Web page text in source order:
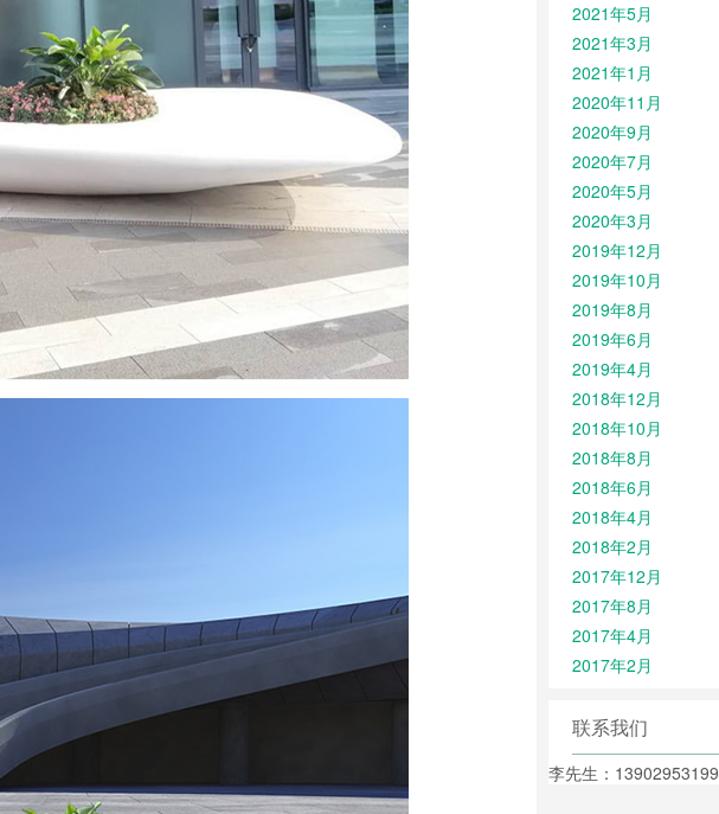
2021年5月
2021年3月
2021年1月
2020年11月
2020年9月
2020年7月
2020年5月
2020年3月
2019年12月
2019年10月
2019年8月
2019年6月
2019年4月
2018年12月
2018年10月
2018年8月
2018年6月
2018年4月
2018年2月
2017年12月
2017年8月
2017年4月
2017年2月
联系我们
李先生：13902953199